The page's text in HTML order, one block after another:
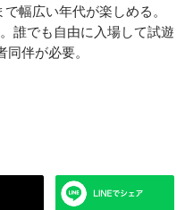
幅広い年代が楽しめる。
誰でも自由に入場して試遊
伴が必要。